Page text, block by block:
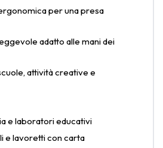
per una presa
adatto alle mani dei
attività creative e
e laboratori educativi
e lavoretti con carta